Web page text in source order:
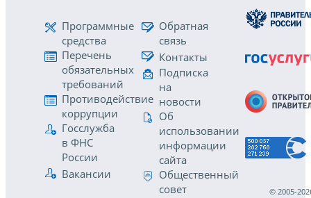
Программные
средства
Перечень
обязательных
требований
Противодействие
коррупции
Госслужба
в ФНС
России
Вакансии
Обратная
связь
Контакты
Подписка
на
новости
Об
использовании
информации
сайта
Общественный
совет
© 2005-